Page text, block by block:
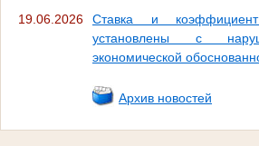
19.06.2026
Ставка и
установлены с
экономической
Архив новостей